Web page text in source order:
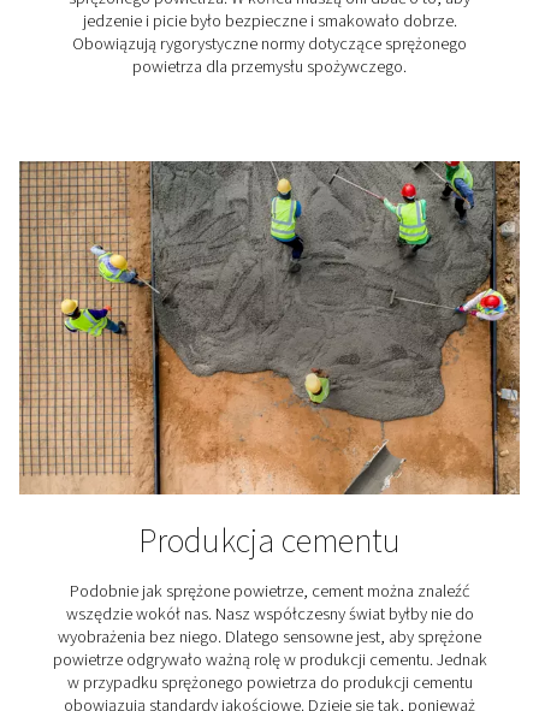
Branża spożywcza i
Żywność i napoje są w dosłownym tego słowa
niezbędne. A tak jak nasz organizm potrzebuje ich do
działania, ich producenci potrzebują wysokiej
sprężonego powietrza. W końcu muszą oni dbać o
jedzenie i picie było bezpieczne i smakowało
Obowiązują rygorystyczne normy dotyczące
powietrza dla przemysłu spożywczego.